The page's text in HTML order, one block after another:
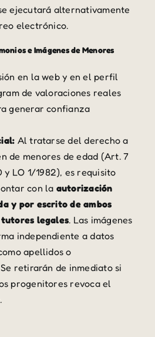
ejecutará alternativamente
electrónico.
e Imágenes de Menores
en la web y en el perfil
de valoraciones reales
generar confianza
Al tratarse del derecho a
de menores de edad (Art. 7
y LO 1/1982), es requisito
con la autorización
y por escrito de ambos
legales. Las imágenes
independiente a datos
apellidos o
retirarán de inmediato si
progenitores revoca el